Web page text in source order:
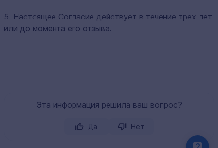
5. Настоящее Согласие действует в течение трех лет
или до момента его отзыва.
Эта информация решила ваш вопрос?
Да Нет